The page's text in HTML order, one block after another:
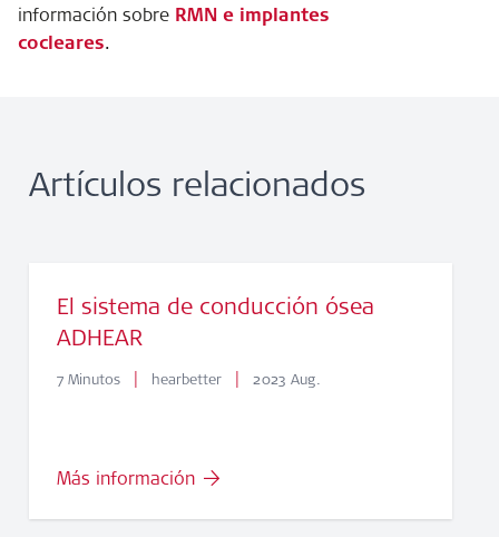
información sobre RMN e implantes
cocleares.
Artículos relacionados
El sistema de conducción ósea
ADHEAR
7 Minutos | hearbetter | 2023 Aug.
Más información